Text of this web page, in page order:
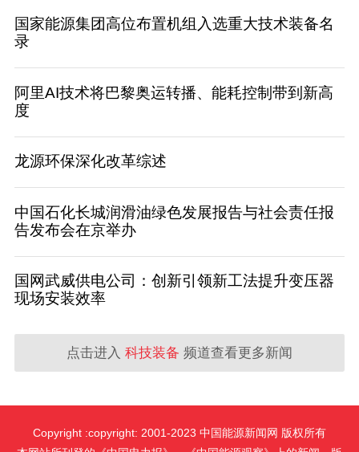
国家能源集团高位布置机组入选重大技术装备名
录
阿里AI技术将巴黎奥运转播、能耗控制带到新高
度
龙源环保深化改革综述
中国石化长城润滑油绿色发展报告与社会责任报
告发布会在京举办
国网武威供电公司：创新引领新工法提升变压器
现场安装效率
点击进入 科技装备 频道查看更多新闻
Copyright :copyright: 2001-2023 中国能源新闻网 版权所有